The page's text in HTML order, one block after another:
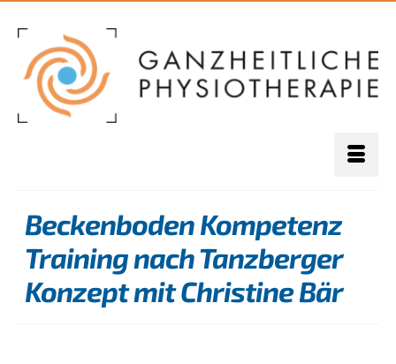
Beckenboden Kompetenz
Training nach Tanzberger
Konzept mit Christine Bär